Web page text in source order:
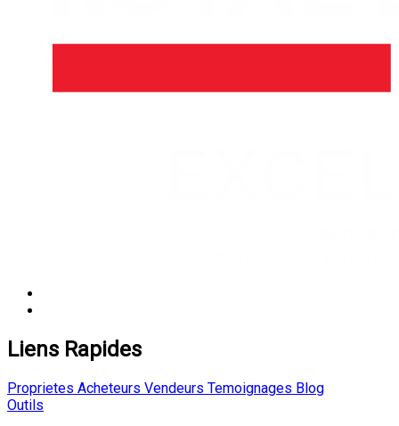
Liens Rapides
Proprietes Acheteurs Vendeurs Temoignages Blog
Outils